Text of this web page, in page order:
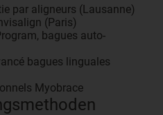
par aligneurs (Lausanne)
(Paris)
bagues auto-
bagues linguales
Myobrace